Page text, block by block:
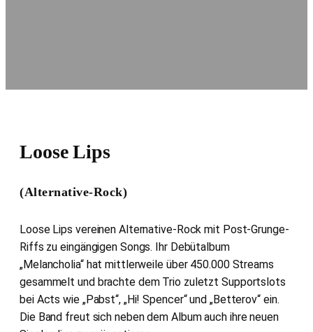
Loose Lips
(Alternative-Rock)
Loose Lips vereinen Alternative-Rock mit Post-Grunge-
Riffs zu eingängigen Songs. Ihr Debütalbum
„Melancholia“ hat mittlerweile über 450.000 Streams
gesammelt und brachte dem Trio zuletzt Supportslots
bei Acts wie „Pabst“, „Hi! Spencer“ und „Betterov“ ein.
Die Band freut sich neben dem Album auch ihre neuen